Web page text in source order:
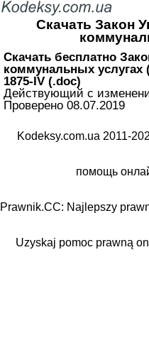
Скачать Закон
Скачать бесплатно
коммунальных
1875-IV (.doc)
Действующий с
Проверено 08.07.2019
Kodeksy.com.ua 2011-
помощь
Prawnik.CC: Najlepszy
Uzyskaj pomoc prawną